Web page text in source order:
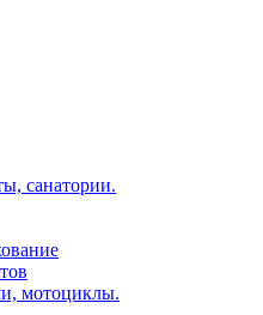
санатории.
мотоциклы.